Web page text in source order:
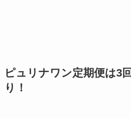
ピュリナワン定期便は3
り！